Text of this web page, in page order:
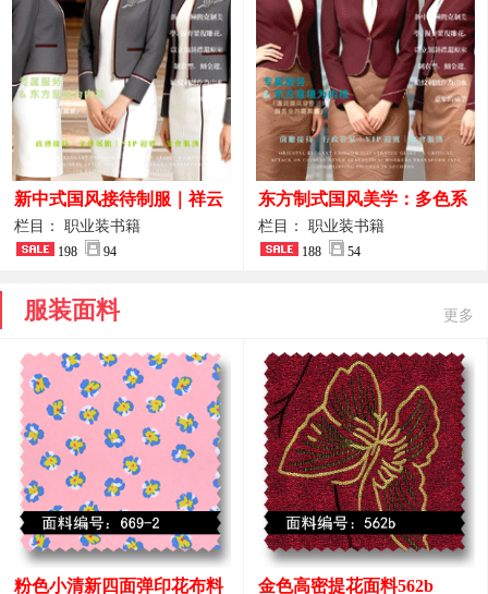
新中式国风接待制服｜祥云
刺绣打造高端厅堂东方美学
栏目： 职业装书籍
198 94
东方制式国风美学：多色系
新中式前厅管家VIP接待员
工作服合集
栏目： 职业装书籍
188 54
服装面料 更多
粉色小清新四面弹印花布料 金色高密提花面料562b